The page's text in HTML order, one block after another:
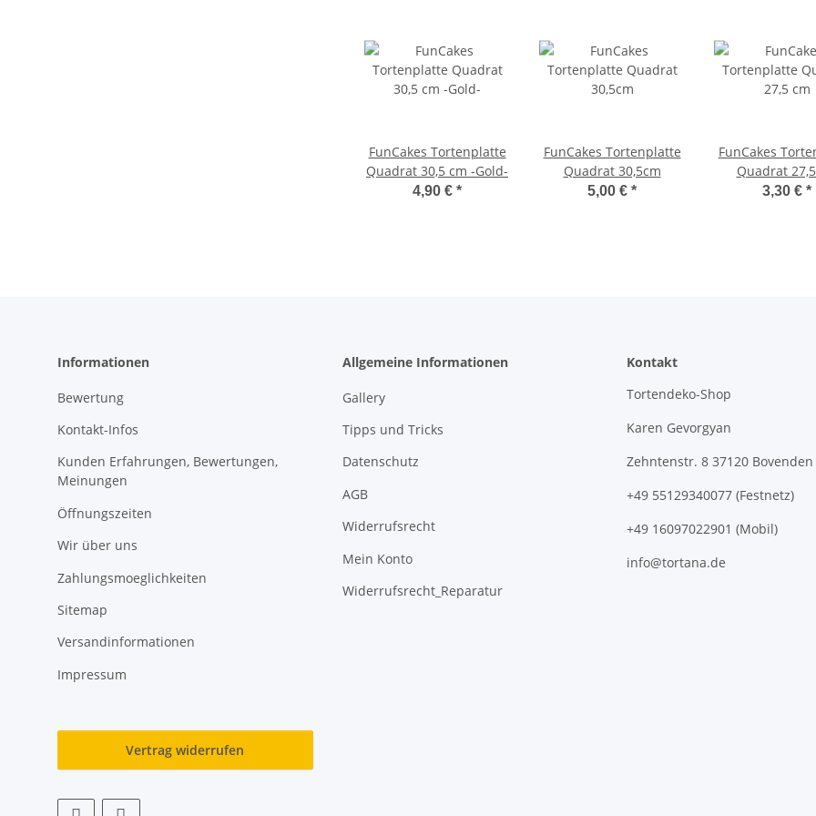
FunCakes Tortenplatte
Quadrat 30,5 cm -Gold-
4,90 € *
FunCakes Tortenplatte
Quadrat 30,5cm
5,00 € *
FunCakes
Quadrat
3,30 € *
Informationen
Bewertung
Kontakt-Infos
Kunden Erfahrungen, Bewertungen,
Meinungen
Öffnungszeiten
Wir über uns
Zahlungsmoeglichkeiten
Sitemap
Versandinformationen
Impressum
Allgemeine Informationen
Gallery
Tipps und Tricks
Datenschutz
AGB
Widerrufsrecht
Mein Konto
Widerrufsrecht_Reparatur
Kontakt
Tortendeko-Shop
Karen Gevorgyan
Zehntenstr. 8 37120 Bovenden
+49 55129340077 (Festnetz)
+49 16097022901 (Mobil)
info@tortana.de
Vertrag widerrufen